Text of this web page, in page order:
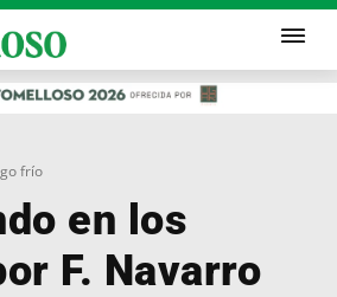
frío
en los
F. Navarro